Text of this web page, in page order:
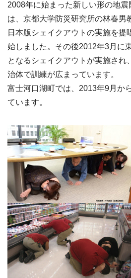
2008年に始まった新しい形の地
は、京都大学防災研究所の林春男
日本版シェイクアウトの実施を提
始しました。その後2012年3月に
となるシェイクアウトが実施され
治体で訓練が広まっています。
富士河口湖町では、2013年9月か
ています。